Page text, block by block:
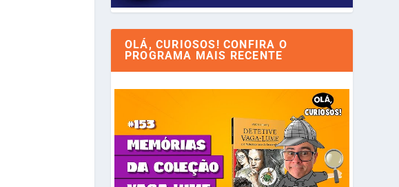
OLÁ, CURIOSOS! CONFIRA O
PROGRAMA MAIS RECENTE